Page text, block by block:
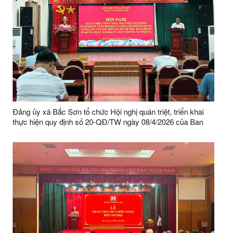
Đảng ủy xã Bắc Sơn tổ chức Hội nghị quán triệt, triển khai
thực hiện quy định số 20-QĐ/TW ngày 08/4/2026 của Ban
Quy chế số 07-QC/TU, ngày 14/5/2026 của Ban Thường vụ
Tỉnh ủy